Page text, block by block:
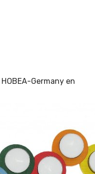
HOBEA-Germany en